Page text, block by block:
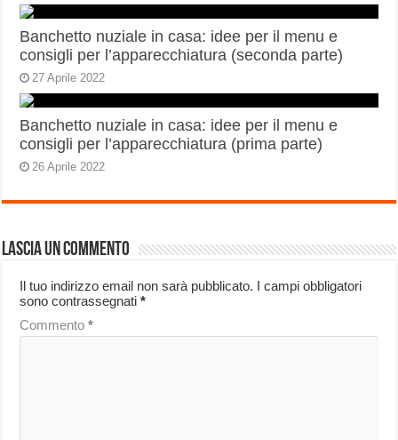
Banchetto nuziale in casa: idee per il menu e
consigli per l’apparecchiatura (seconda parte)
27 Aprile 2022
Banchetto nuziale in casa: idee per il menu e
consigli per l’apparecchiatura (prima parte)
26 Aprile 2022
Lascia un commento
Il tuo indirizzo email non sarà pubblicato. I campi obbligatori
sono contrassegnati*
Commento*